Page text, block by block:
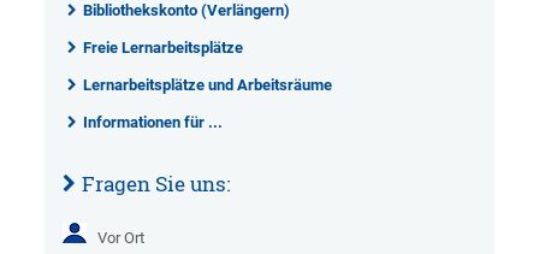
Bibliothekskonto (Verlängern)
Freie Lernarbeitsplätze
Lernarbeitsplätze und Arbeitsräume
Informationen für ...
Fragen Sie uns:
Vor Ort